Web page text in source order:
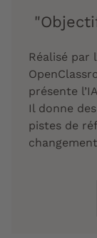
Réalisé par
présente
Il donne
pistes de